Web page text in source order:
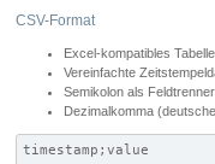
CSV-Format
Excel-kompatibles
Vereinfachte
Semikolon als Feldtrenner
Dezimalkomma
timestamp;value